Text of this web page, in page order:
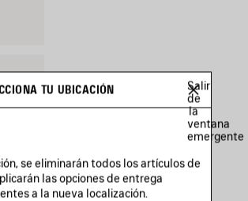
TU UBICACIÓN
Salir
de
la
ventana
emergente
se eliminarán todos los artículos de
las opciones de entrega
a la nueva localización.